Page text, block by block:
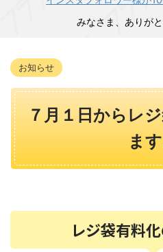
みなさま、ありが
お知らせ
７月１日からレ
ます
レジ袋有料